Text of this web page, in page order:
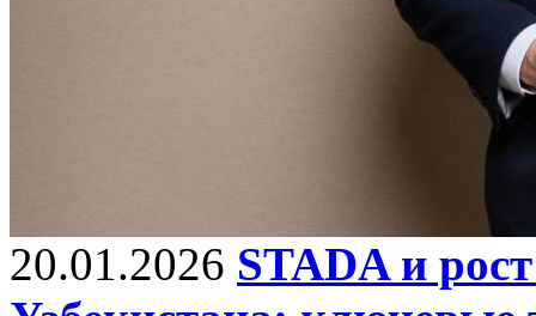
20.01.2026 STADA и